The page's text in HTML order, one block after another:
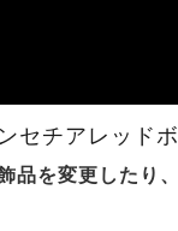
セチアレッド
品を変更したり